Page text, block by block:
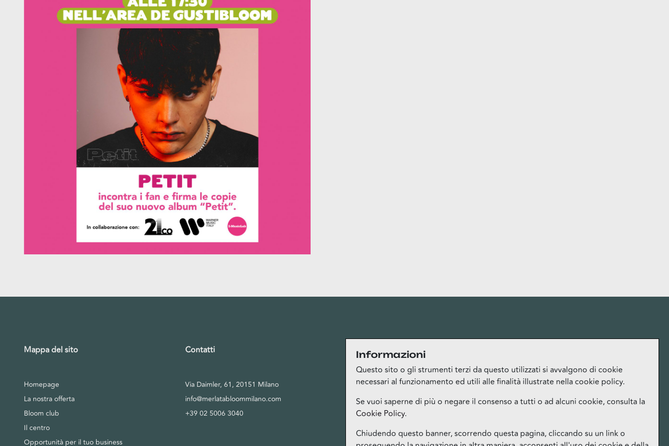
Informazioni
Questo sito o gli strumenti terzi da questo utilizzati si avvalgono di cookie
necessari al funzionamento ed utili alle finalità illustrate nella cookie policy.
Se vuoi saperne di più o negare il consenso a tutti o ad alcuni cookie, consulta la
Cookie Policy.
Chiudendo questo banner, scorrendo questa pagina, cliccando su un link o
Mappa del sito
Homepage
La nostra offerta
Bloom club
Il centro
Opportunità per il tuo business
Contatti
Via Daimler, 61, 20151 Milano
info@merlatabloommilano.com
+39 02 5006 3040
Privacy
Privacy Policy
Cookie Policy
Termini del servizio Bloom Club
Gestione cookie
Lavora con noi
Ufficio Stampa
Instagram
Facebook